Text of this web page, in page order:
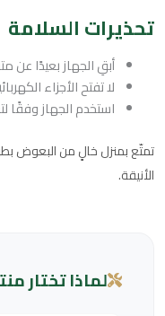
تحذيرات السلامة
أبقِ الجهاز بعيدًا عن
لا تفتح الأجزاء
استخدم الجهاز وفقًا
تمتّع بمنزل خالٍ من البعوض
الأنيقة.
لماذا تختار